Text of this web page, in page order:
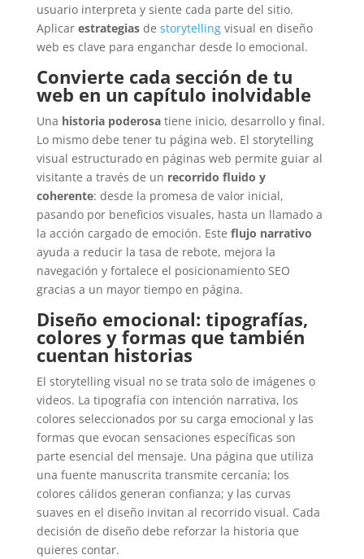
usuario interpreta y siente cada parte del sitio.
Aplicar estrategiasde storytelling visual en diseño
web es clave para enganchar desde lo emocional.
Convierte cada sección de tu
web en un capítulo inolvidable
Una historia poderosatiene inicio, desarrollo y final.
Lo mismo debe tener tu página web. El storytelling
visual estructurado en páginas web permite guiar al
visitante a través de un recorrido fluido y
coherente: desde la promesa de valor inicial,
pasando por beneficios visuales, hasta un llamado a
la acción cargado de emoción. Este flujo narrativo
ayuda a reducir la tasa de rebote, mejora la
navegación y fortalece el posicionamiento SEO
gracias a un mayor tiempo en página.
Diseño emocional: tipografías,
colores y formas que también
cuentan historias
El storytelling visual no se trata solo de imágenes o
videos. La tipografía con intención narrativa, los
colores seleccionados por su carga emocional y las
formas que evocan sensaciones específicas son
parte esencial del mensaje. Una página que utiliza
una fuente manuscrita transmite cercanía; los
colores cálidos generan confianza; y las curvas
suaves en el diseño invitan al recorrido visual. Cada
decisión de diseño debe reforzar la historia que
quieres contar.